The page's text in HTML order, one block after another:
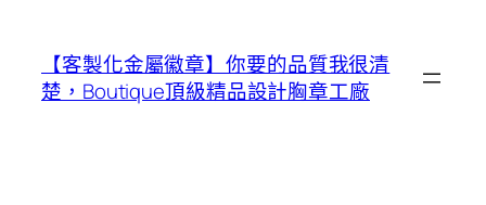
【客製化金屬徽章】你要的品質我很清
楚，Boutique頂級精品設計胸章工廠